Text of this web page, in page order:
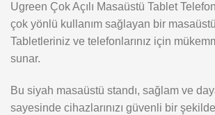
Ugreen Çok Açılı Masaüstü Tablet
çok yönlü kullanım sağlayan bir masaüstü
Tabletleriniz ve telefonlarınız için
sunar.
Bu siyah masaüstü standı, sağlam ve
sayesinde cihazlarınızı güvenli bir